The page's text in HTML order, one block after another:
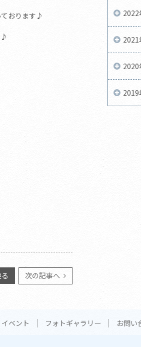
ております♪
♪
次の記事へ
2022
2021
2020
2019
イベント フォトギャラリー お問い